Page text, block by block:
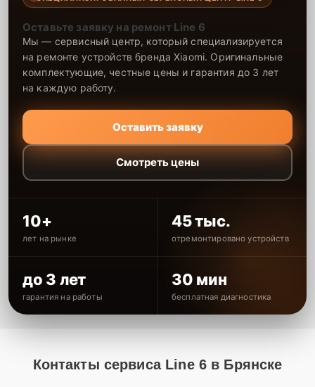
Оставьте заявку на ремонт Line 6
Мы — сервисный центр, который специализируется
на ремонте устройств бренда Xiaomi. Оригинальные
комплектующие, честные цены и гарантия до 3 лет
на каждую работу.
Оставить заявку
Смотреть цены
10+
лет на рынке
45 тыс.
отремонтировано устройств
до 3 лет
гарантия на работы
30 мин
бесплатная диагностика
Контакты сервиса Line 6 в Брянске